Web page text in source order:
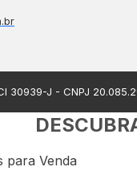
30939-J - CNPJ
para Venda